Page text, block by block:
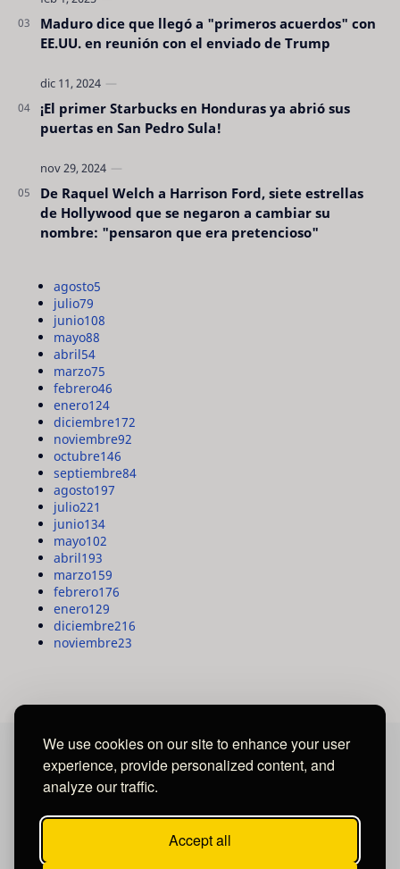
We use cookies on our site to enhance your user
experience, provide personalized content, and
analyze our traffic.
Accept all
Maduro dice que llegó a "primeros acuerdos" con
EE.UU. en reunión con el enviado de Trump
¡El primer Starbucks en Honduras ya abrió sus
puertas en San Pedro Sula!
De Raquel Welch a Harrison Ford, siete estrellas
de Hollywood que se negaron a cambiar su
nombre: "pensaron que era pretencioso"
agosto5
julio79
junio108
mayo88
abril54
marzo75
febrero46
enero124
diciembre172
noviembre92
octubre146
septiembre84
agosto197
julio221
junio134
mayo102
abril193
marzo159
febrero176
enero129
diciembre216
noviembre23
MAYA MEDIA GROUP
Ubicados en Tegucigalpa - Honduras.